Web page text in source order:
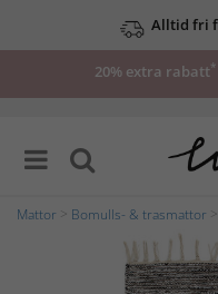
Alltid fri
20% extra rabatt*
Mattor Bomulls- & trasmattor